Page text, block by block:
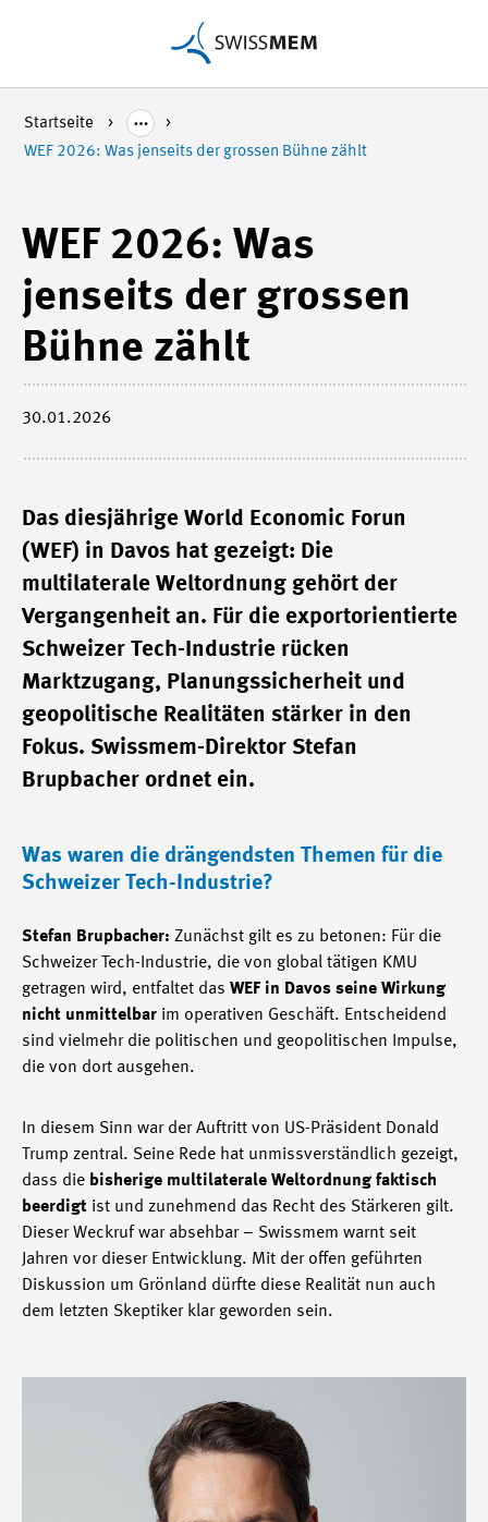
Startseite
WEF 2026: Was jenseits der grossen Bühne zählt
WEF 2026: Was
jenseits der grossen
Bühne zählt
30.01.2026
Das diesjährige World Economic Forun
(WEF) in Davos hat gezeigt: Die
multilaterale Weltordnung gehört der
Vergangenheit an. Für die exportorientierte
Schweizer Tech-Industrie rücken
Marktzugang, Planungssicherheit und
geopolitische Realitäten stärker in den
Fokus. Swissmem-Direktor Stefan
Brupbacher ordnet ein.
Was waren die drängendsten Themen für die
Schweizer Tech-Industrie?
Stefan Brupbacher: Zunächst gilt es zu betonen: Für die
Schweizer Tech-Industrie, die von global tätigen KMU
getragen wird, entfaltet das WEF in Davos seine Wirkung
nicht unmittelbar im operativen Geschäft. Entscheidend
sind vielmehr die politischen und geopolitischen Impulse,
die von dort ausgehen.
In diesem Sinn war der Auftritt von US-Präsident Donald
Trump zentral. Seine Rede hat unmissverständlich gezeigt,
dass die bisherige multilaterale Weltordnung faktisch
beerdigt ist und zunehmend das Recht des Stärkeren gilt.
Dieser Weckruf war absehbar – Swissmem warnt seit
Jahren vor dieser Entwicklung. Mit der offen geführten
Diskussion um Grönland dürfte diese Realität nun auch
dem letzten Skeptiker klar geworden sein.